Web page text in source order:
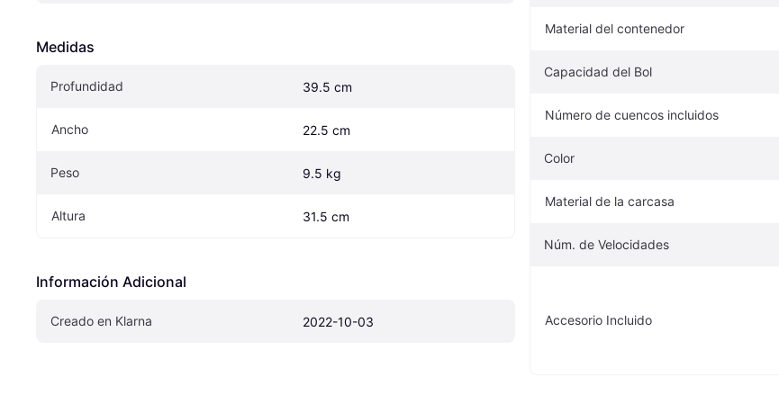
Medidas
Profundidad 39.5 cm
Ancho 22.5 cm
Peso 9.5 kg
Altura 31.5 cm
Información Adicional
Creado en Klarna 2022-10-03
Material del contenedor
Capacidad del Bol
Número de cuencos incluidos
Color
Material de la carcasa
Núm. de Velocidades
Accesorio Incluido